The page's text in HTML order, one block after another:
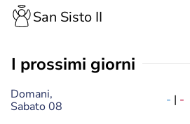
San Sisto II
i prossimi giorni
Domani,
Sabato 08
- | -